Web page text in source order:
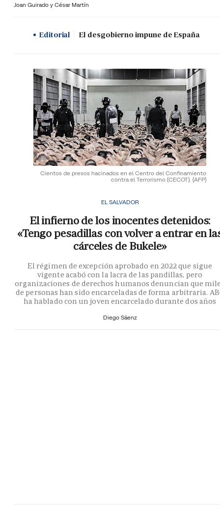
Joan Guirado y César Martín
Editorial El desgobierno impune de España
Cientos de presos hacinados en el Centro del Confinamiento
contra el Terrorismo (CECOT). (AFP)
EL SALVADOR
El infierno de los inocentes detenidos:
«Tengo pesadillas con volver a entrar en
cárceles de Bukele»
El régimen de excepción aprobado en 2022 que sigue
vigente acabó con la lacra de las pandillas, pero
organizaciones de derechos humanos denuncian que
de personas han sido encarceladas de forma arbitraria.
ha hablado con un joven encarcelado durante dos años
Diego Sáenz